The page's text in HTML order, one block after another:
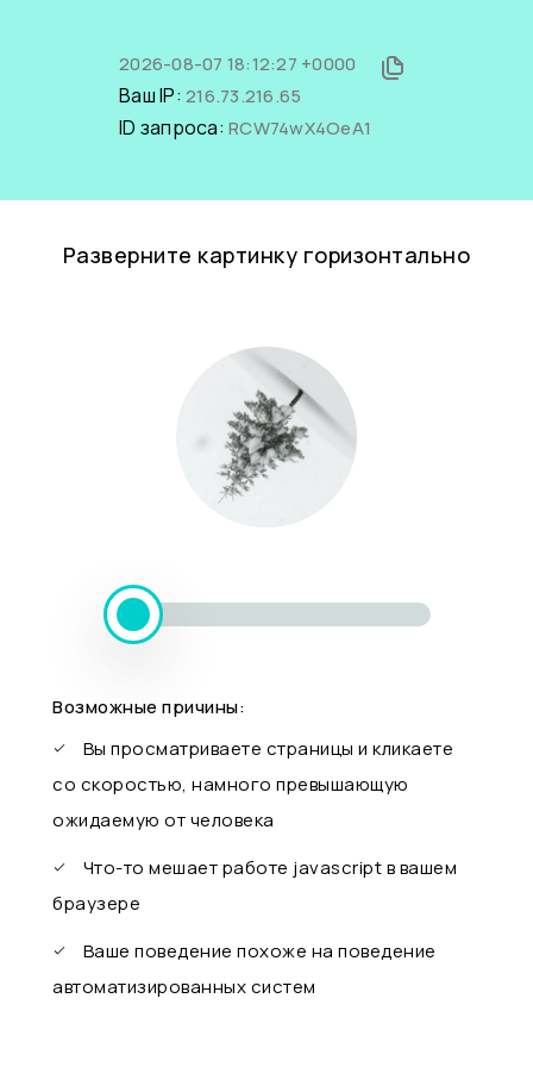
2026-08-07 18:12:27 +0000
Ваш IP: 216.73.216.65
ID запроса: RCW74wX4OeA1
Разверните картинку горизонтально
Возможные причины:
Вы просматриваете страницы и кликаете
со скоростью, намного превышающую
ожидаемую от человека
Что-то мешает работе javascript в вашем
браузере
Ваше поведение похоже на поведение
автоматизированных систем